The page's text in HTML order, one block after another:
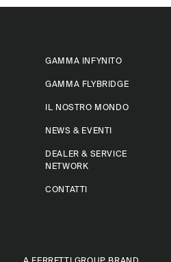
GAMMA INFYNITO
GAMMA FLYBRIDGE
IL NOSTRO MONDO
NEWS & EVENTI
DEALER & SERVICE
NETWORK
CONTATTI